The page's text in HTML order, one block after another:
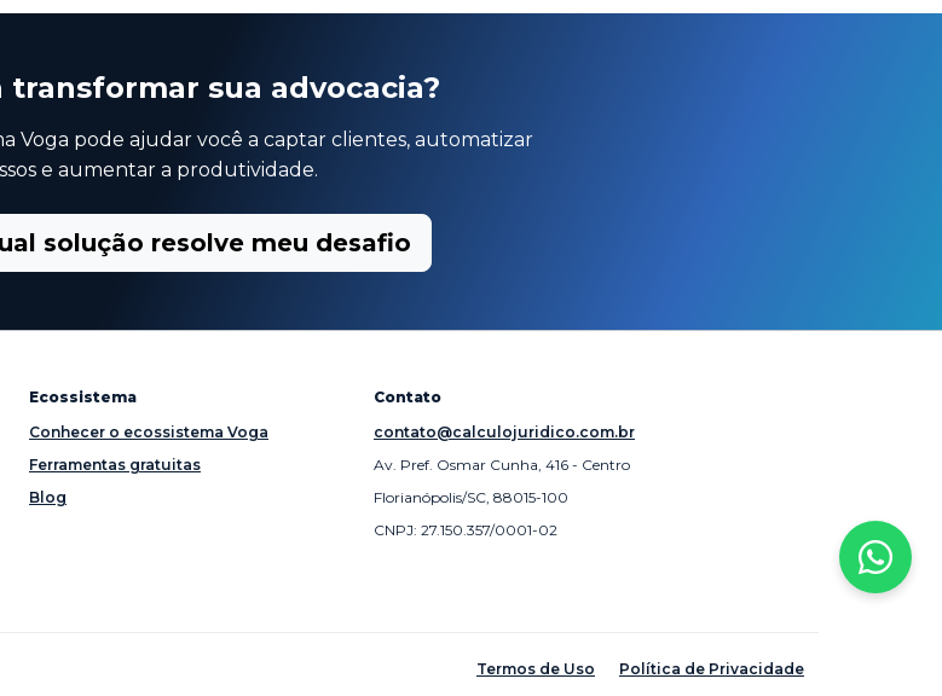
transformar sua advocacia?
Voga pode ajudar você a captar clientes, automatizar
e aumentar a produtividade.
solução resolve meu desafio
Ecossistema
Conhecer o ecossistema Voga
Ferramentas gratuitas
Blog
Contato
contato@calculojuridico.com.br
Av. Pref. Osmar Cunha, 416 - Centro
Florianópolis/SC, 88015-100
CNPJ: 27.150.357/0001-02
Termos de Uso Política de Privacidade